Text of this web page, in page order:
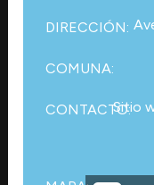
DIRECCIÓN:
COMUNA:
CONTACTO:
Sitio